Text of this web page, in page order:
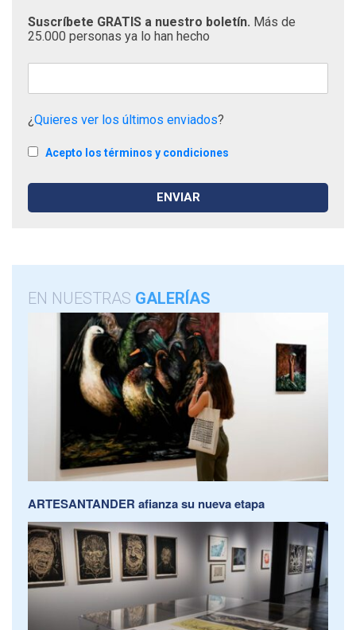
Suscríbete GRATIS a nuestro boletín. Más de
25.000 personas ya lo han hecho
¿Quieres ver los últimos enviados?
Acepto los términos y condiciones
EN NUESTRAS GALERÍAS
ARTESANTANDER afianza su nueva etapa